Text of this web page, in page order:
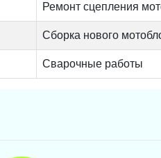
Ремонт сцепления
Сборка нового
Сварочные работы